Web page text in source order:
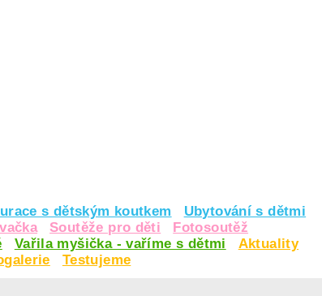
s dětským koutkem
Ubytování s dětmi
Soutěže pro děti
Fotosoutěž
Vařila myšička - vaříme s dětmi
Aktuality
Testujeme